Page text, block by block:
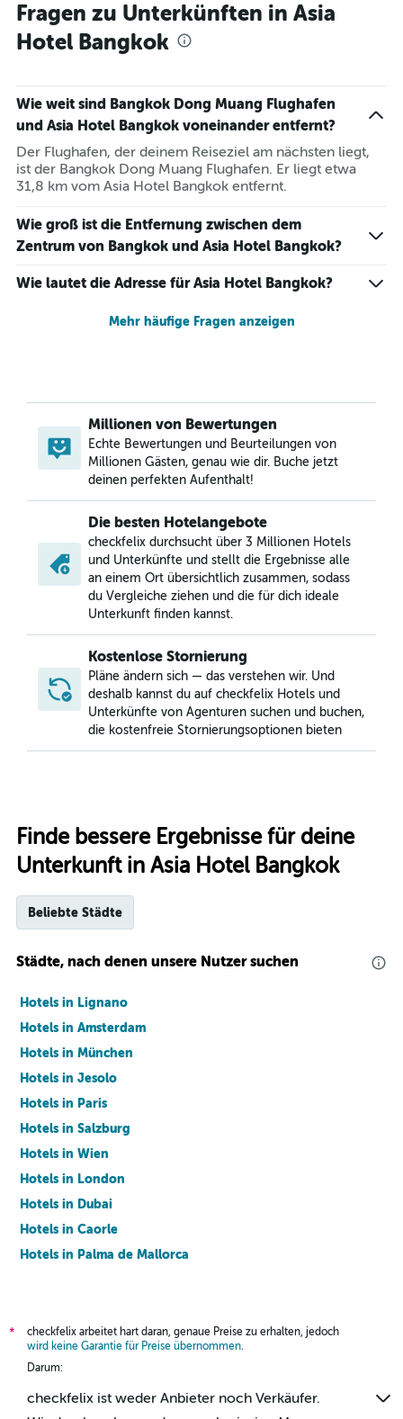
Fragen zu Unterkünften in Asia
Hotel Bangkok
Wie weit sind Bangkok Dong Muang Flughafen
und Asia Hotel Bangkok voneinander entfernt?
Der Flughafen, der deinem Reiseziel am nächsten liegt,
ist der Bangkok Dong Muang Flughafen. Er liegt etwa
31,8 km vom Asia Hotel Bangkok entfernt.
Wie groß ist die Entfernung zwischen dem
Zentrum von Bangkok und Asia Hotel Bangkok?
Wie lautet die Adresse für Asia Hotel Bangkok?
Mehr häufige Fragen anzeigen
Millionen von Bewertungen
Echte Bewertungen und Beurteilungen von
Millionen Gästen, genau wie dir. Buche jetzt
deinen perfekten Aufenthalt!
Die besten Hotelangebote
checkfelix durchsucht über 3 Millionen Hotels
und Unterkünfte und stellt die Ergebnisse alle
an einem Ort übersichtlich zusammen, sodass
du Vergleiche ziehen und die für dich ideale
Unterkunft finden kannst.
Kostenlose Stornierung
Pläne ändern sich — das verstehen wir. Und
deshalb kannst du auf checkfelix Hotels und
Unterkünfte von Agenturen suchen und buchen,
die kostenfreie Stornierungsoptionen bieten
Finde bessere Ergebnisse für deine
Unterkunft in Asia Hotel Bangkok
Beliebte Städte
Städte, nach denen unsere Nutzer suchen
Hotels in Lignano
Hotels in Amsterdam
Hotels in München
Hotels in Jesolo
Hotels in Paris
Hotels in Salzburg
Hotels in Wien
Hotels in London
Hotels in Dubai
Hotels in Caorle
Hotels in Palma de Mallorca
*
checkfelix arbeitet hart daran, genaue Preise zu erhalten, jedoch
wird keine Garantie für Preise übernommen.
Darum:
checkfelix ist weder Anbieter noch Verkäufer.